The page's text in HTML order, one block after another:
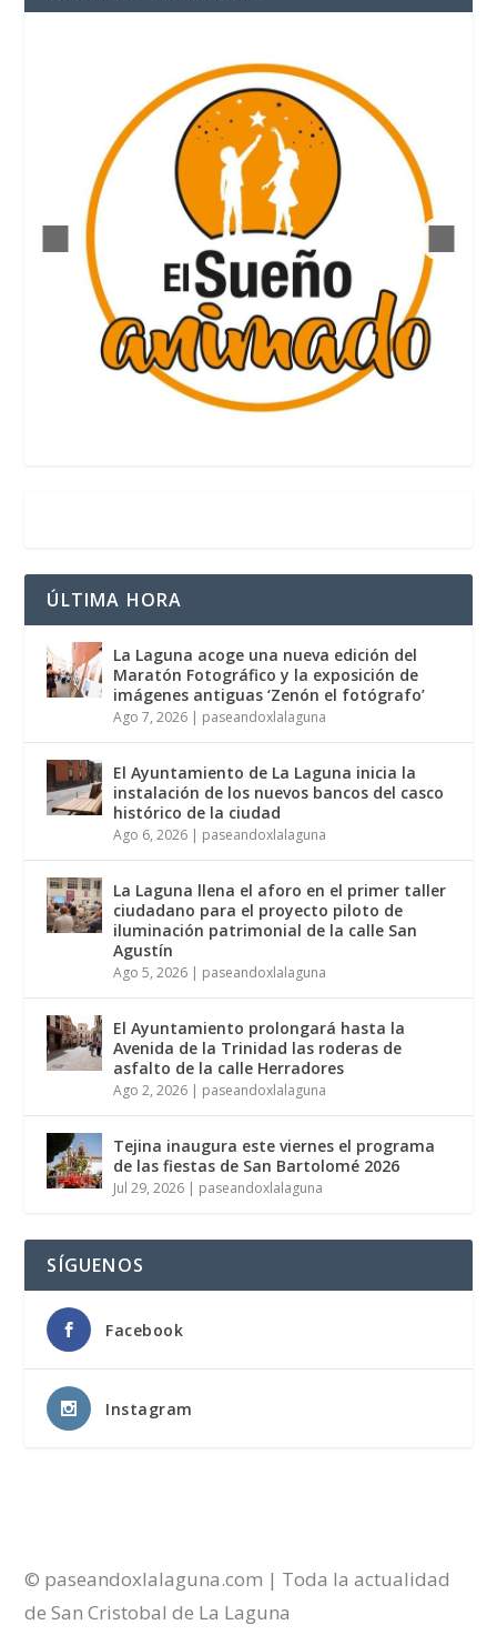
ÚLTIMA HORA
La Laguna acoge una nueva edición del
Maratón Fotográfico y la exposición de
imágenes antiguas ‘Zenón el fotógrafo’
Ago 7, 2026 | paseandoxlalaguna
El Ayuntamiento de La Laguna inicia la
instalación de los nuevos bancos del casco
histórico de la ciudad
Ago 6, 2026 | paseandoxlalaguna
La Laguna llena el aforo en el primer taller
ciudadano para el proyecto piloto de
iluminación patrimonial de la calle San
Agustín
Ago 5, 2026 | paseandoxlalaguna
El Ayuntamiento prolongará hasta la
Avenida de la Trinidad las roderas de
asfalto de la calle Herradores
Ago 2, 2026 | paseandoxlalaguna
Tejina inaugura este viernes el programa
de las fiestas de San Bartolomé 2026
Jul 29, 2026 | paseandoxlalaguna
SÍGUENOS
Facebook
Instagram
© paseandoxlalaguna.com | Toda la actualidad
de San Cristobal de La Laguna